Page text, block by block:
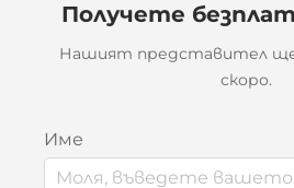
Получете
Нашият представител ще
скоро.
Име